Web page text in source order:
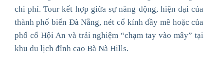
chi phí. Tour kết hợp giữa sự năng động, hiện đại của
thành phố biển Đà Nẵng, nét cổ kính đầy mê hoặc của
phố cổ Hội An và trải nghiệm “chạm tay vào mây” tại
khu du lịch đỉnh cao Bà Nà Hills.